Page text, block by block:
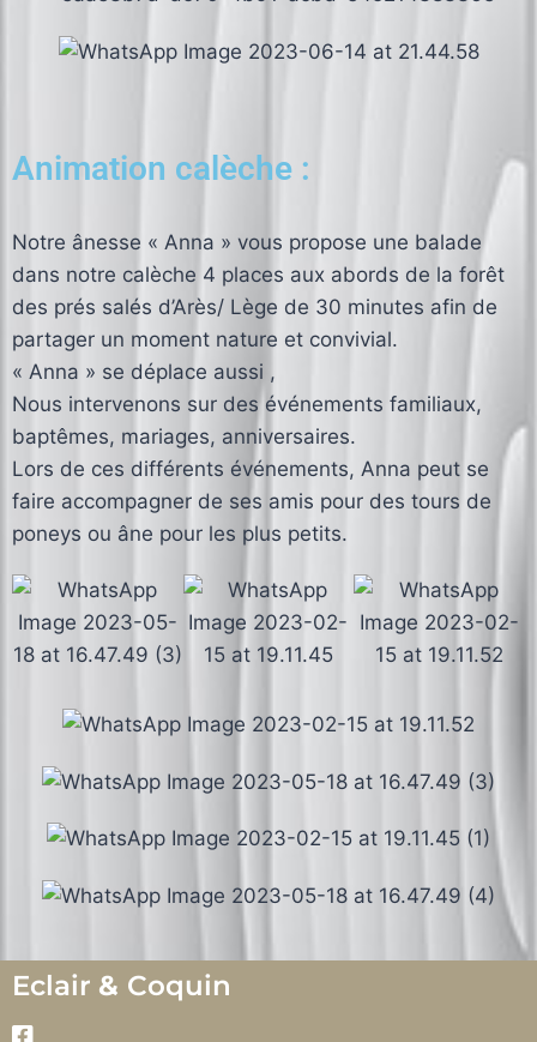
Animation calèche :
Notre ânesse « Anna » vous propose une balade
dans notre calèche 4 places aux abords de la forêt
des prés salés d’Arès/ Lège de 30 minutes afin de
partager un moment nature et convivial.
« Anna » se déplace aussi ,
Nous intervenons sur des événements familiaux,
baptêmes, mariages, anniversaires.
Lors de ces différents événements, Anna peut se
faire accompagner de ses amis pour des tours de
poneys ou âne pour les plus petits.
Eclair & Coquin